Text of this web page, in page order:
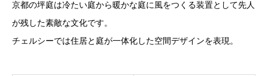
京都の坪庭は冷たい庭から暖かな庭に風をつくる装置として先人
が残した素敵な文化です。
チェルシーでは住居と庭が一体化した空間デザインを表現。